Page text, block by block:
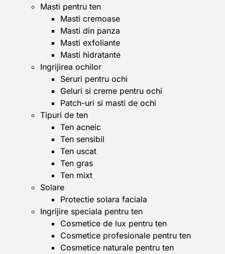
Masti pentru ten
Masti cremoase
Masti din panza
Masti exfoliante
Masti hidratante
Ingrijirea ochilor
Seruri pentru ochi
Geluri si creme pentru ochi
Patch-uri si masti de ochi
Tipuri de ten
Ten acneic
Ten sensibil
Ten uscat
Ten gras
Ten mixt
Solare
Protectie solara faciala
Ingrijire speciala pentru ten
Cosmetice de lux pentru ten
Cosmetice profesionale pentru ten
Cosmetice naturale pentru ten